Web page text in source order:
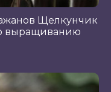
Щелкунчик
выращиванию